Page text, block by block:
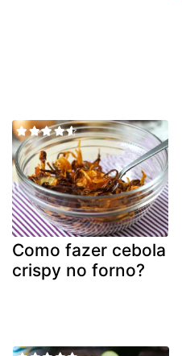
Como fazer cebola
crispy no forno?